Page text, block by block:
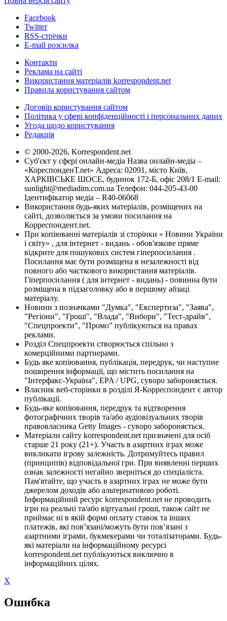
Facebook
Twitter
RSS-стрічки
E-mail розсилка
Контакти
Реклама на сайті
Використання матеріалів korrespondent.net
Правила користування сайтом
Договір користування сайтом
Політика у сфері конфіденційності і персональних даних
Угода щодо користування
Редакція
© 2000-2026, Korrespondent.net
Суб'єкт у сфері онлайн-медіа Назва онлайн-медіа –
«КореспонденТ.net» Адреса: 02091, місто Київ,
ХАРКІВСЬКЕ ШОСЕ, будинок 172-Б, офіс 208/1 E-mail:
sunlight@mediadim.com.ua Телефон: 044-205-43-00
Ідентифікатор медіа – R40-06068
Використання будь-яких матеріалів, розміщених на
сайті, дозволяється за умови посилання на
Корреспондент.net.
При копіюванні матеріалів зі сторінки « Новини України
і світу» , для інтернет - видань - обов'язкове пряме
відкрите для пошукових систем гіперпосилання .
Посилання має бути розміщена в незалежності від
повного або часткового використання матеріалів.
Гіперпосилання ( для інтернет - видань) - повинна бути
розміщена в підзаголовку або в першому абзаці
матеріалу.
Новини з позначками "Думка", "Експертиза", "Заява",
"Регіони", "Гроші", "Влада", "Вибори", "Тест-драйв",
"Спецпроекти", "Промо" публікуються на правах
реклами.
Розділ Спецпроекти створюється спільно з
комерційними партнерами.
Будь яке копіювання, публікація, передрук, чи наступне
поширення інформації, що містить посилання на
"Інтерфакс-Україна", EPA / UPG, суворо забороняється.
Власник веб-сторінки в розділі Я-Корреспондент є автор
публікації.
Будь-яке копіювання, передрук та відтворення
фотографічних творів та/або аудіовізуальних творів
правовласника Getty Images - суворо забороняється.
Матеріали сайту korrespondent.net призначені для осіб
старше 21 року (21+). Участь в азартних іграх може
викликати ігрову залежність. Дотримуйтесь правил
(принципів) відповідальної гри. При виявленні перших
ознак залежності негайно зверніться до спеціаліста.
Пам'ятайте, що участь в азартних іграх не може бути
джерелом доходів або альтернативою роботі.
Інформаційний ресурс korrespondent.net не проводить
ігри на реальні та/або віртуальні гроші, також сайт не
приймає ні в якій формі оплату ставок та інших
платежів, які пов’язані/можуть бути пов’язані з
азартними іграми, букмекерами чи тоталізаторами. Будь-
які матеріали на інформаційному ресурсі
korrespondent.net публікуються виключно в
інформаційних цілях.
X
Ошибка